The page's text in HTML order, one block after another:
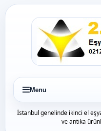
Icerige
Menu
İstanbul genelinde ikinci el
ve antika